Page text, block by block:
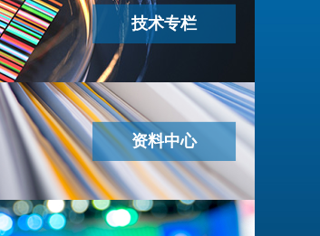
技术专栏
资料中心